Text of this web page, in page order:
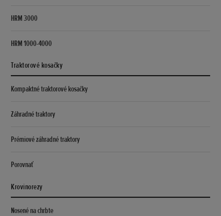
HRM 3000
HRM 1000-4000
Traktorové kosačky
Kompaktné traktorové kosačky
Záhradné traktory
Prémiové záhradné traktory
Porovnať
Krovinorezy
Nosené na chrbte